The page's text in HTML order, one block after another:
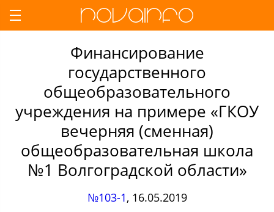
Финансирование
государственного
общеобразовательного
учреждения на примере «ГКОУ
вечерняя (сменная)
общеобразовательная школа
№1 Волгоградской области»
№103-1, 16.05.2019